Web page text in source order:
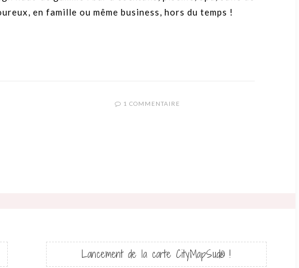
en famille ou même business, hors du temps !
1 COMMENTAIRE
Lancement de la carte CityMapSud® !